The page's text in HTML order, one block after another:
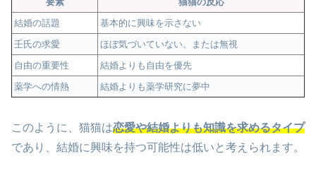
結婚の話題
基本的に興味を示さない
壬氏の求愛
ほぼ気づいていない、または無視
自由の重要性
結婚よりも自由を優先
薬学への情熱
結婚よりも薬学研究に夢中
このように、猫猫は恋愛や結婚よりも知識を求めるタイプ
であり、結婚に興味を持つ可能性は低いと考えられます。